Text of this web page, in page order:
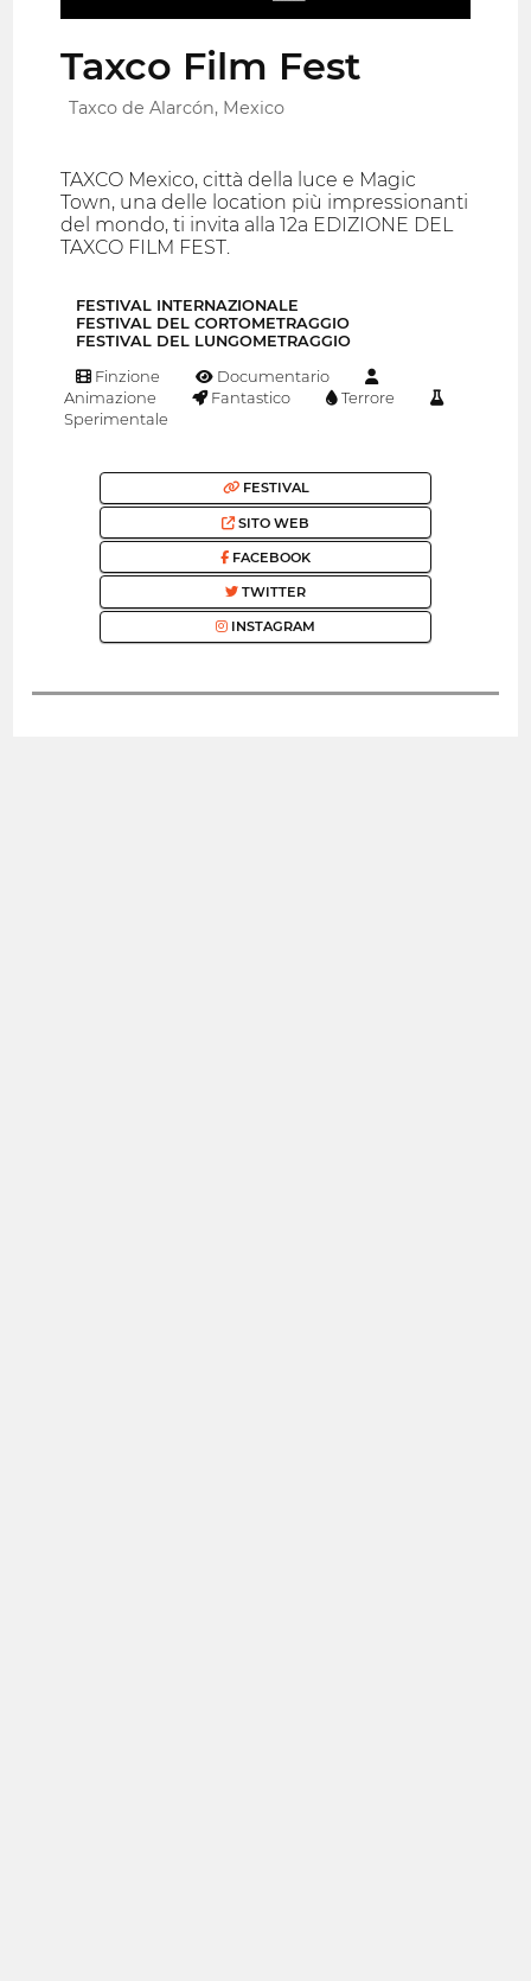
Taxco Film Fest
Taxco de Alarcón, Mexico
TAXCO Mexico, città della luce e Magic
Town, una delle location più impressionanti
del mondo, ti invita alla 12a EDIZIONE DEL
TAXCO FILM FEST.
FESTIVAL INTERNAZIONALE
FESTIVAL DEL CORTOMETRAGGIO
FESTIVAL DEL LUNGOMETRAGGIO
Finzione
Documentario
Animazione
Fantastico
Terrore
Sperimentale
FESTIVAL
SITO WEB
FACEBOOK
TWITTER
INSTAGRAM